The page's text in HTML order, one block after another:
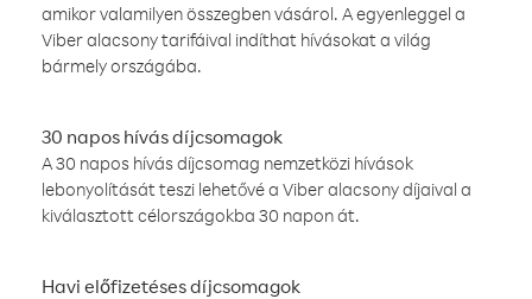
amikor valamilyen összegben vásárol. A egyenleggel a
Viber alacsony tarifáival indíthat hívásokat a világ
bármely országába.
30 napos hívás díjcsomagok
A 30 napos hívás díjcsomag nemzetközi hívások
lebonyolítását teszi lehetővé a Viber alacsony díjaival a
kiválasztott célországokba 30 napon át.
Havi előfizetéses díjcsomagok